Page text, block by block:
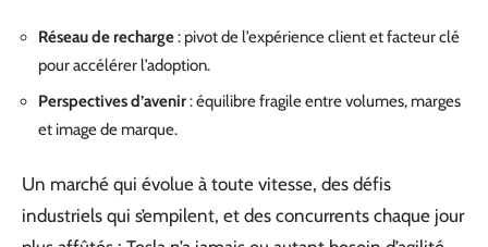
Réseau de recharge: pivot de l’expérience client et facteur clé
pour accélérer l’adoption.
Perspectives d’avenir: équilibre fragile entre volumes, marges
et image de marque.
Un marché qui évolue à toute vitesse, des défis
industriels qui s’empilent, et des concurrents chaque jour